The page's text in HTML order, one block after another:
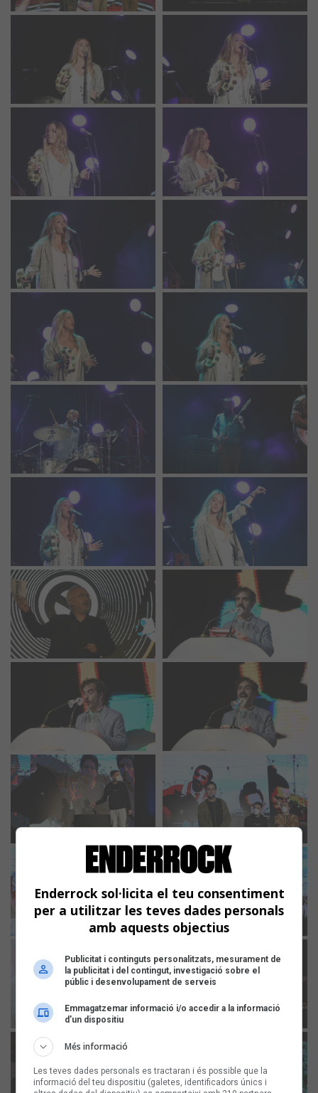
Enderrock sol·licita el teu consentiment
per a utilitzar les teves dades personals
amb aquests objectius
Publicitat i continguts personalitzats, mesurament de
la publicitat i del contingut, investigació sobre el
públic i desenvolupament de serveis
Emmagatzemar informació i/o accedir a la informació
d’un dispositiu
Més informació
Les teves dades personals es tractaran i és possible que la
informació del teu dispositiu (galetes, identificadors únics i